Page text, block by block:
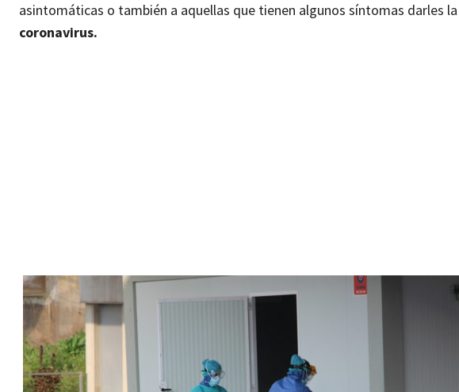
asintomáticas o también a aquellas que tienen algunos síntomas darles la
coronavirus.